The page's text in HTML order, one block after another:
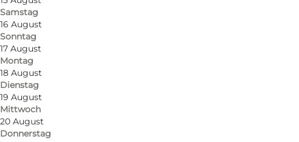
Samstag
16 August
Sonntag
17 August
Montag
18 August
Dienstag
19 August
Mittwoch
20 August
Donnerstag